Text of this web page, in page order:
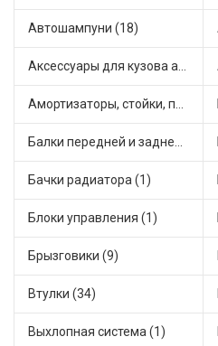
Автошампуни (18)
Аксессуары для кузова автомобиля (1)
Амортизаторы, стойки, подушки стоек (36)
Балки передней и задней подвески (4)
Бачки радиатора (1)
Блоки управления (1)
Брызговики (9)
Втулки (34)
Выхлопная система (1)